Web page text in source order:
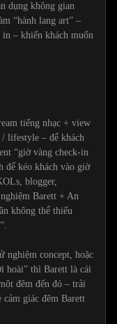
dụng không gian
“hành lang art” –
– khiến khách muốn
tiếng nhạc + view
lifestyle – để khách
“giờ vàng check-in
để kéo khách vào giờ
blogger,
Barett + An
không thể thiếu
nghiệm concept, hoặc
hoài” thì Barett là cái
đêm đến đó – trải
giác đêm Barett